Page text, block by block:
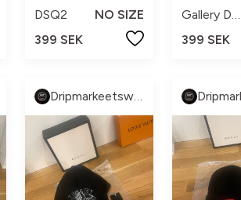
DSQ2
NO SIZE
399 SEK
Gallery Dept.
399 SEK
Dripmarkeetsweden